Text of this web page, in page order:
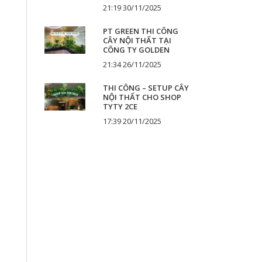
21:19 30/11/2025
PT GREEN THI CÔNG
CÂY NỘI THẤT TẠI
CÔNG TY GOLDEN
21:34 26/11/2025
THI CÔNG – SETUP CÂY
NỘI THẤT CHO SHOP
TYTY 2CE
17:39 20/11/2025